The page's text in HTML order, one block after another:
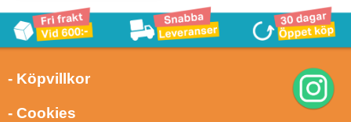
- Köpvillkor
- Cookies